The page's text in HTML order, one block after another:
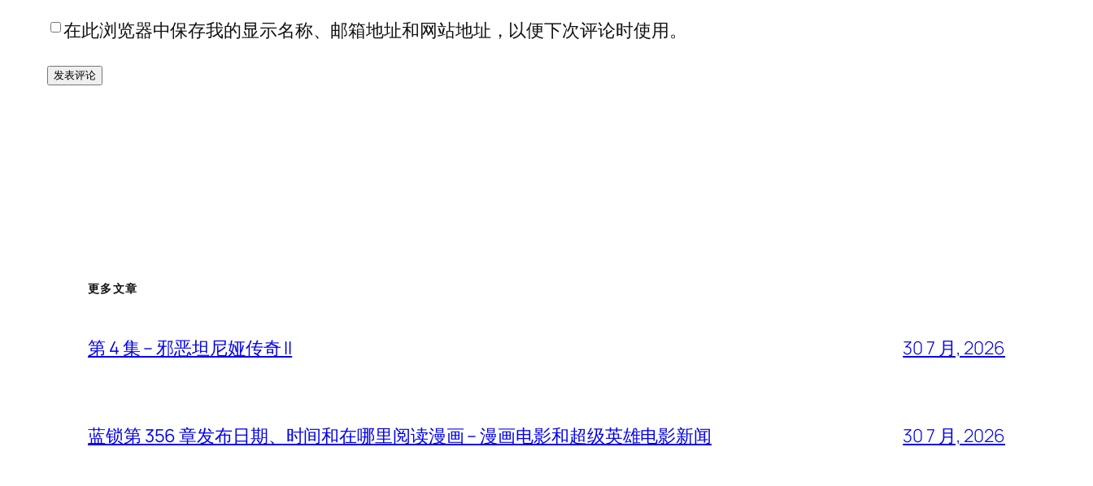
在此浏览器中保存我的显示名称、邮箱地址和网站地址，以便下次评论时使用。
更多文章
第 4 集 – 邪恶坦尼娅传奇 II 30 7 月, 2026
蓝锁第 356 章发布日期、时间和在哪里阅读漫画 – 漫画电影和超级英雄电影新闻 30 7 月, 2026